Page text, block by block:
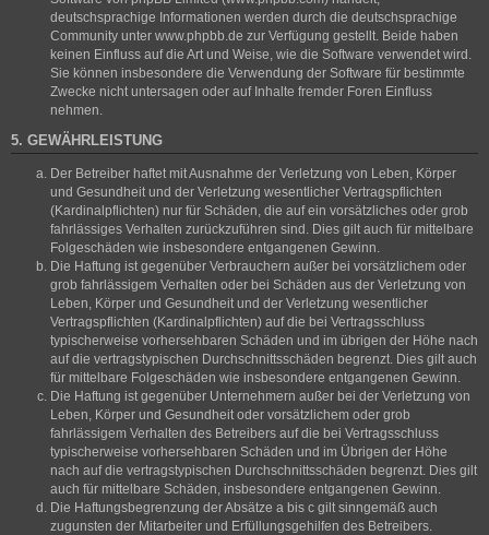
deutschsprachige Informationen werden durch die deutschsprachige
Community unter www.phpbb.de zur Verfügung gestellt. Beide haben
keinen Einfluss auf die Art und Weise, wie die Software verwendet wird.
Sie können insbesondere die Verwendung der Software für bestimmte
Zwecke nicht untersagen oder auf Inhalte fremder Foren Einfluss
nehmen.
5. GEWÄHRLEISTUNG
Der Betreiber haftet mit Ausnahme der Verletzung von Leben, Körper
und Gesundheit und der Verletzung wesentlicher Vertragspflichten
(Kardinalpflichten) nur für Schäden, die auf ein vorsätzliches oder grob
fahrlässiges Verhalten zurückzuführen sind. Dies gilt auch für mittelbare
Folgeschäden wie insbesondere entgangenen Gewinn.
Die Haftung ist gegenüber Verbrauchern außer bei vorsätzlichem oder
grob fahrlässigem Verhalten oder bei Schäden aus der Verletzung von
Leben, Körper und Gesundheit und der Verletzung wesentlicher
Vertragspflichten (Kardinalpflichten) auf die bei Vertragsschluss
typischerweise vorhersehbaren Schäden und im übrigen der Höhe nach
auf die vertragstypischen Durchschnittsschäden begrenzt. Dies gilt auch
für mittelbare Folgeschäden wie insbesondere entgangenen Gewinn.
Die Haftung ist gegenüber Unternehmern außer bei der Verletzung von
Leben, Körper und Gesundheit oder vorsätzlichem oder grob
fahrlässigem Verhalten des Betreibers auf die bei Vertragsschluss
typischerweise vorhersehbaren Schäden und im Übrigen der Höhe
nach auf die vertragstypischen Durchschnittsschäden begrenzt. Dies gilt
auch für mittelbare Schäden, insbesondere entgangenen Gewinn.
Die Haftungsbegrenzung der Absätze a bis c gilt sinngemäß auch
zugunsten der Mitarbeiter und Erfüllungsgehilfen des Betreibers.